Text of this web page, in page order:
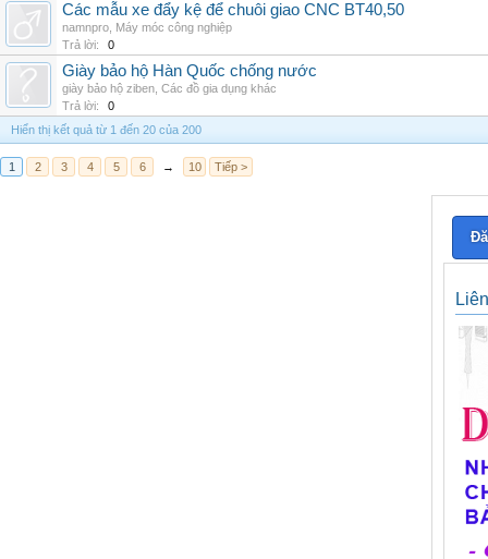
Các mẫu xe đẩy kệ để chuôi giao CNC BT40,50
namnpro Máy móc công nghiệp
Trả lời:
0
Giày bảo hộ Hàn Quốc chống nước
giày bảo hộ ziben Các đồ gia dụng khác
Trả lời:
0
Hiển thị kết quả từ 1 đến 20 của 200
1 2 3 4 5 6 → 10 Tiếp >